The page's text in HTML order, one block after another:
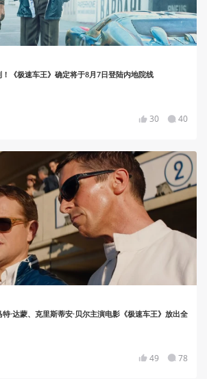
《极速车王》确定将于8月7日登陆内地院线
30 40
·达蒙、克里斯蒂安·贝尔主演电影《极速车王》放出全
49 78